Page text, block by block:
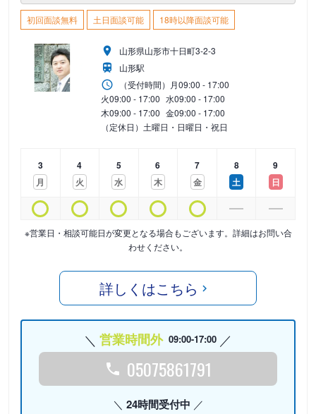
初回面談無料 土日面談可能 18時以降面談可能
山形県山形市十日町3-2-3
山形駅
（受付時間） 月09:00 - 17:00
火09:00 - 17:00 水09:00 - 17:00
木09:00 - 17:00 金09:00 - 17:00
（定休日）土曜日・日曜日・祝日
3
月
4
火
5
水
6
木
7
金
8
土
9
日
※営業日・相談可能日が変更となる場合もございます。詳細はお問い合
わせください。
詳しくはこちら
営業時間外 09:00-17:00
05075861791
24時間受付中